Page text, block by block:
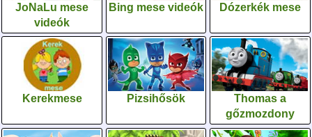
JoNaLu mese
videók
Bing mese videók Dózerkék mese
Kerekmese Pizsihősök
Thomas a
gőzmozdony